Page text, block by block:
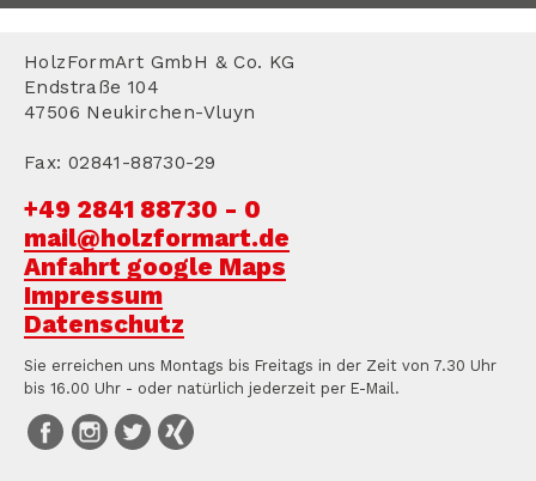
HolzFormArt GmbH & Co. KG
Endstraße 104
47506 Neukirchen-Vluyn
Fax: 02841-88730-29
+49 2841 88730 - 0
mail@holzformart.de
Anfahrt google Maps
Impressum
Datenschutz
Sie erreichen uns Montags bis Freitags in der Zeit von 7.30 Uhr
bis 16.00 Uhr - oder natürlich jederzeit per E-Mail.